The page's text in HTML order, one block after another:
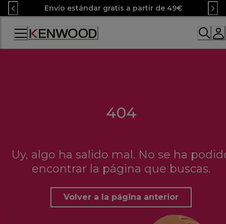
Skip
to
Content
Envío estándar gratis a partir de 49€
Accessibility
Statement
404
Uy, algo ha salido mal. No se ha
encontrar la página que buscas.
Volver a la página anterior